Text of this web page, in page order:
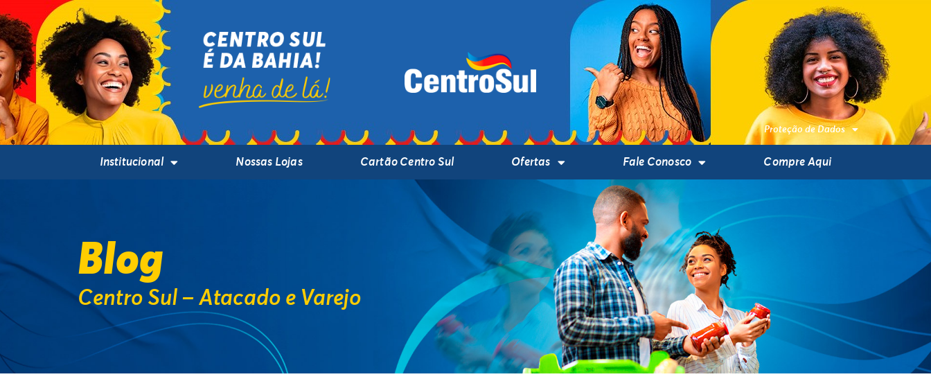
Proteção de Dados
Institucional Nossas Lojas Cartão Centro Sul Ofertas Fale Conosco Compre Aqui
Blog
Centro Sul – Atacado e Varejo